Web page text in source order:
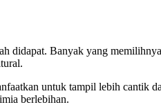
Banyak yang
untuk tampil lebih cantik
berlebihan.